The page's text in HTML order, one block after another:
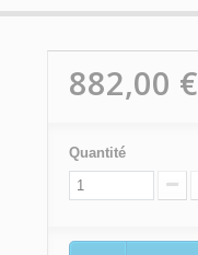
882,00 €
Quantité